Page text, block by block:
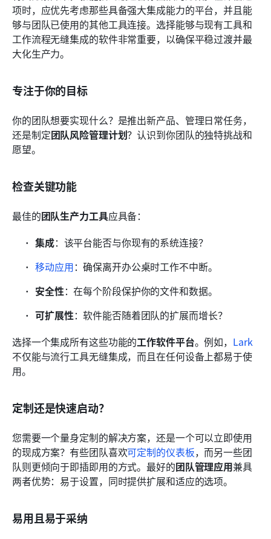
项时，应优先考虑那些具备强大集成能力的平台，并且能
够与团队已使用的其他工具连接。选择能够与现有工具和
工作流程无缝集成的软件非常重要，以确保平稳过渡并最
大化生产力。
专注于你的目标
你的团队想要实现什么？是推出新产品、管理日常任务，
还是制定团队风险管理计划？认识到你团队的独特挑战和
愿望。
检查关键功能
最佳的团队生产力工具应具备：
集成：该平台能否与你现有的系统连接？
移动应用：确保离开办公桌时工作不中断。
安全性：在每个阶段保护你的文件和数据。
可扩展性：软件能否随着团队的扩展而增长？
选择一个集成所有这些功能的工作软件平台。例如， Lark
不仅能与流行工具无缝集成，而且在任何设备上都易于使
用。
定制还是快速启动？
您需要一个量身定制的解决方案，还是一个可以立即使用
的现成方案？有些团队喜欢可定制的仪表板，而另一些团
队则更倾向于即插即用的方式。最好的团队管理应用兼具
两者优势：易于设置，同时提供扩展和适应的选项。
易用且易于采纳